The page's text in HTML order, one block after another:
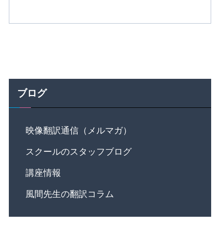
ブログ
映像翻訳通信（メルマガ）
スクールのスタッフブログ
講座情報
風間先生の翻訳コラム